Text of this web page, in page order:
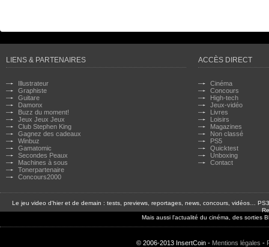
LIENS & PARTENAIRES
Illustrateur
Graphiste
Guitare
Damonx
Buzz du moment!
Jeux Jeux Jeux
Club Stephen King
Gagnez des cadeaux
Winbuz
Gamatomic
Secondes Peaux
Machines à sous
Tonerpartenaire
Concours2000
ACCÈS DIRECT
Cinéma
Concours
High-tech
Jeux-vidéo
Livres
Loisirs
Magazines
Non classé
PS5
Quicktest
Unboxing
Contact
Le jeu video d'hier et de demain : tests, previews, reportages, news, concours, vidéos…
Mais aussi l'actualité du cinéma, des sorties
© 2006-2013 InsertCoin - Mentions légales -